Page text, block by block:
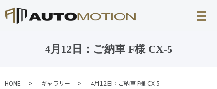
4月12日：ご納車 F様 CX-5
HOME ギャラリー 4月12日：ご納車 F様 CX-5